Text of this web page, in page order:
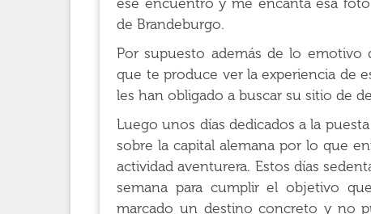
ese encuentro y me encanta esa
de Brandeburgo.
Por supuesto además de lo
que te produce ver la experiencia de
les han obligado a buscar su sitio de
Luego unos días dedicados a la
sobre la capital alemana por lo que
actividad aventurera. Estos días
semana para cumplir el objetivo
marcado un destino concreto y no